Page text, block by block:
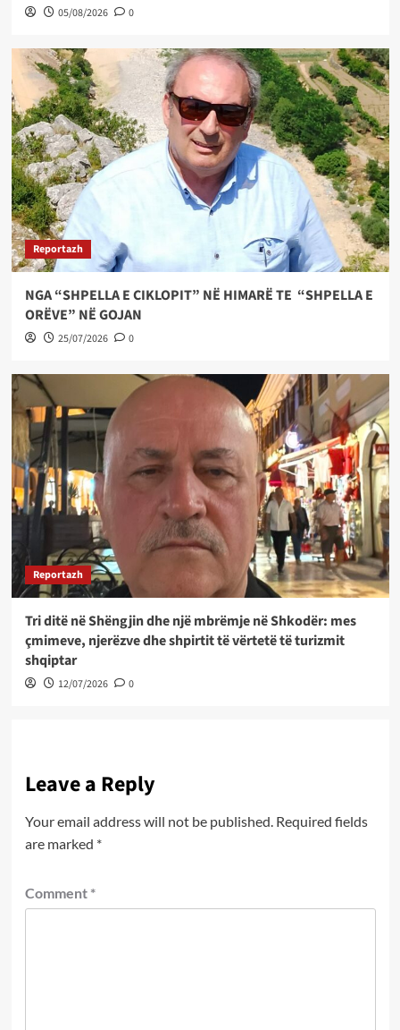
05/08/2026 0
Reportazh
NGA “SHPELLA E CIKLOPIT” NË HIMARË TE “SHPELLA E
ORËVE” NË GOJAN
25/07/2026 0
Reportazh
Tri ditë në Shëngjin dhe një mbrëmje në Shkodër: mes
çmimeve, njerëzve dhe shpirtit të vërtetë të turizmit
shqiptar
12/07/2026 0
Leave a Reply
Your email address will not be published. Required fields
are marked *
Comment *